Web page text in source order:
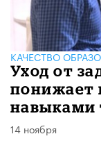
КАЧЕСТВО
Уход от
понижает
навыками
14 ноября